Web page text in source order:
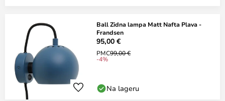
Ball Zidna lampa Matt Nafta Plava -
Frandsen
95,00 €
PMC99,00 €
-4%
Na lageru